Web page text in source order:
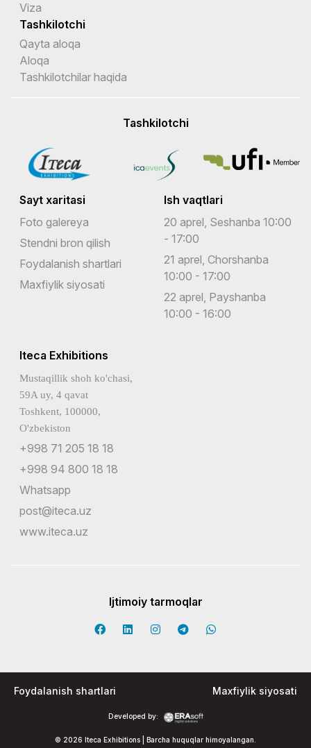
Viza
Tashkilotchi
Qayta aloqa
Aloqa
Tashkilotchilar haqida
Tashkilotchi
Sayt xaritasi
Foto galereya
Stendni bron qilish
Foydalanish shartlari
Maxfiylik siyosati
Ish vaqtlari
20 aprel, Seshanba 10:00
- 17:00
21 aprel, Chorshanba
10:00 - 17:00
22 aprel, Payshanba
10:00 - 16:00
Iteca Exhibitions
Mustaqillik shoh ko'chasi,
59A uy, 4 qavat
Toshkent, 100000,
O'zbekiston
+998 71 205 18 18
+998 94 800 18 18
Whatsapp
post@iteca.uz
www.iteca.uz
Ijtimoiy tarmoqlar
© 2026 Iteca Exhibitions | Barcha huquqlar himoyalangan.
Developed by:
Foydalanish shartlari Maxfiylik siyosati